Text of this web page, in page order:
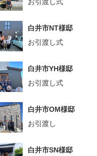
白井市NT様邸
お引渡し式
白井市YH様邸
お引渡し式
白井市OM様邸
お引渡し
白井市SN様邸